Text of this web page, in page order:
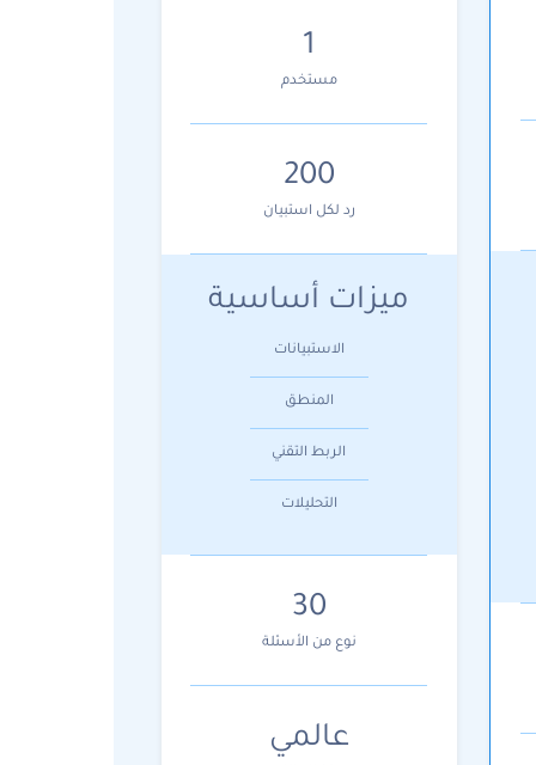
1
مستخدم
200
رد لكل استبيان
ميزات أساسية
الاستبيانات
المنطق
الربط التقني
التحليلات
30
نوع من الأسئلة
عالمي